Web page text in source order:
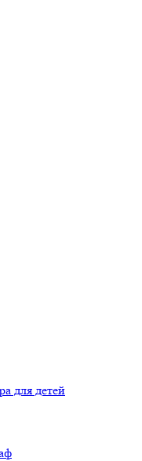
для детей